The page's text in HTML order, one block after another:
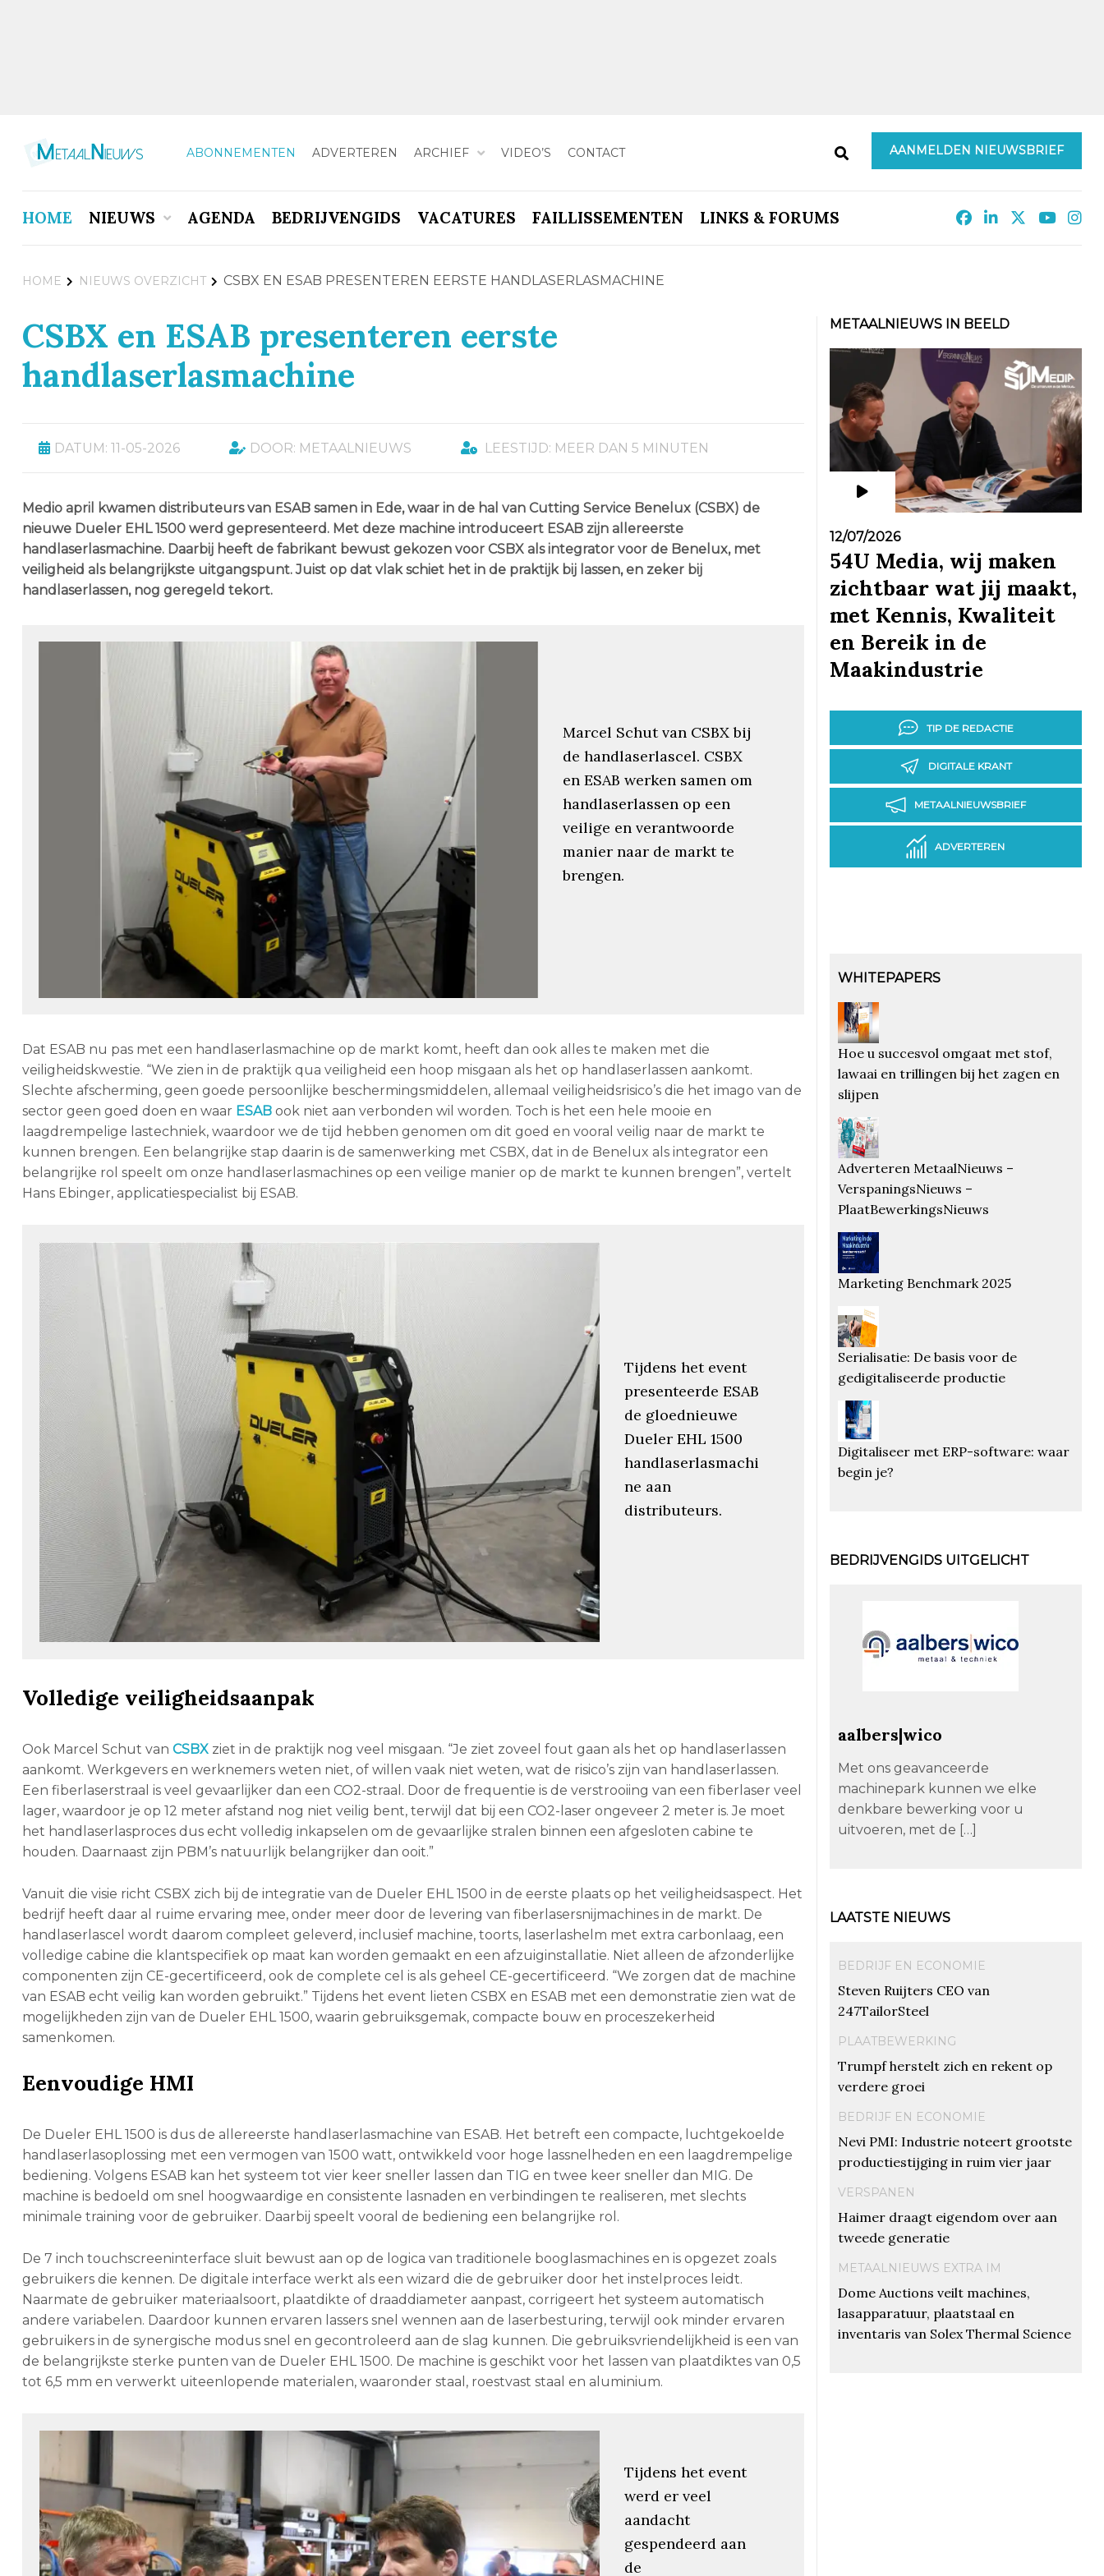
ABONNEMENTEN ADVERTEREN ARCHIEF VIDEO’S CONTACT AANMELDEN NIEUWSBRIEF
HOME NIEUWS AGENDA BEDRIJVENGIDS VACATURES FAILLISSEMENTEN LINKS & FORUMS
HOME NIEUWS OVERZICHT CSBX EN ESAB PRESENTEREN EERSTE HANDLASERLASMACHINE
CSBX en ESAB presenteren eerste
handlaserlasmachine
DATUM: 11-05-2026 DOOR: METAALNIEUWS LEESTIJD: MEER DAN 5 MINUTEN
Medio april kwamen distributeurs van ESAB samen in Ede, waar in de hal van Cutting Service Benelux (CSBX) de
nieuwe Dueler EHL 1500 werd gepresenteerd. Met deze machine introduceert ESAB zijn allereerste
handlaserlasmachine. Daarbij heeft de fabrikant bewust gekozen voor CSBX als integrator voor de Benelux, met
veiligheid als belangrijkste uitgangspunt. Juist op dat vlak schiet het in de praktijk bij lassen, en zeker bij
handlaserlassen, nog geregeld tekort.
Marcel Schut van CSBX bij
de handlaserlascel. CSBX
en ESAB werken samen om
handlaserlassen op een
veilige en verantwoorde
manier naar de markt te
brengen.
Dat ESAB nu pas met een handlaserlasmachine op de markt komt, heeft dan ook alles te maken met die
veiligheidskwestie. “We zien in de praktijk qua veiligheid een hoop misgaan als het op handlaserlassen aankomt.
Slechte afscherming, geen goede persoonlijke beschermingsmiddelen, allemaal veiligheidsrisico’s die het imago van de
sector geen goed doen en waar ESABook niet aan verbonden wil worden. Toch is het een hele mooie en
laagdrempelige lastechniek, waardoor we de tijd hebben genomen om dit goed en vooral veilig naar de markt te
kunnen brengen. Een belangrijke stap daarin is de samenwerking met CSBX, dat in de Benelux als integrator een
belangrijke rol speelt om onze handlaserlasmachines op een veilige manier op de markt te kunnen brengen”, vertelt
Hans Ebinger, applicatiespecialist bij ESAB.
Tijdens het event
presenteerde ESAB
de gloednieuwe
Dueler EHL 1500
handlaserlasmachi
ne aan
distributeurs.
Volledige veiligheidsaanpak
Ook Marcel Schut van CSBXziet in de praktijk nog veel misgaan. “Je ziet zoveel fout gaan als het op handlaserlassen
aankomt. Werkgevers en werknemers weten niet, of willen vaak niet weten, wat de risico’s zijn van handlaserlassen.
Een fiberlaserstraal is veel gevaarlijker dan een CO2-straal. Door de frequentie is de verstrooiing van een fiberlaser veel
lager, waardoor je op 12 meter afstand nog niet veilig bent, terwijl dat bij een CO2-laser ongeveer 2 meter is. Je moet
het handlaserlasproces dus echt volledig inkapselen om de gevaarlijke stralen binnen een afgesloten cabine te
houden. Daarnaast zijn PBM’s natuurlijk belangrijker dan ooit.”
Vanuit die visie richt CSBX zich bij de integratie van de Dueler EHL 1500 in de eerste plaats op het veiligheidsaspect. Het
bedrijf heeft daar al ruime ervaring mee, onder meer door de levering van fiberlasersnijmachines in de markt. De
handlaserlascel wordt daarom compleet geleverd, inclusief machine, toorts, laserlashelm met extra carbonlaag, een
volledige cabine die klantspecifiek op maat kan worden gemaakt en een afzuiginstallatie. Niet alleen de afzonderlijke
componenten zijn CE-gecertificeerd, ook de complete cel is als geheel CE-gecertificeerd. “We zorgen dat de machine
van ESAB echt veilig kan worden gebruikt.” Tijdens het event lieten CSBX en ESAB met een demonstratie zien wat de
mogelijkheden zijn van de Dueler EHL 1500, waarin gebruiksgemak, compacte bouw en proceszekerheid
samenkomen.
Eenvoudige HMI
De Dueler EHL 1500 is dus de allereerste handlaserlasmachine van ESAB. Het betreft een compacte, luchtgekoelde
handlaserlasoplossing met een vermogen van 1500 watt, ontwikkeld voor hoge lassnelheden en een laagdrempelige
bediening. Volgens ESAB kan het systeem tot vier keer sneller lassen dan TIG en twee keer sneller dan MIG. De
machine is bedoeld om snel hoogwaardige en consistente lasnaden en verbindingen te realiseren, met slechts
minimale training voor de gebruiker. Daarbij speelt vooral de bediening een belangrijke rol.
De 7 inch touchscreeninterface sluit bewust aan op de logica van traditionele booglasmachines en is opgezet zoals
gebruikers die kennen. De digitale interface werkt als een wizard die de gebruiker door het instelproces leidt.
Naarmate de gebruiker materiaalsoort, plaatdikte of draaddiameter aanpast, corrigeert het systeem automatisch
andere variabelen. Daardoor kunnen ervaren lassers snel wennen aan de laserbesturing, terwijl ook minder ervaren
gebruikers in de synergische modus snel en gecontroleerd aan de slag kunnen. Die gebruiksvriendelijkheid is een van
de belangrijkste sterke punten van de Dueler EHL 1500. De machine is geschikt voor het lassen van plaatdiktes van 0,5
tot 6,5 mm en verwerkt uiteenlopende materialen, waaronder staal, roestvast staal en aluminium.
Tijdens het event
werd er veel
aandacht
gespendeerd aan
de
METAALNIEUWS IN BEELD
12/07/2026
54U Media, wij maken
zichtbaar wat jij maakt,
met Kennis, Kwaliteit
en Bereik in de
Maakindustrie
TIP DE REDACTIE
DIGITALE KRANT
METAALNIEUWSBRIEF
ADVERTEREN
WHITEPAPERS
Hoe u succesvol omgaat met stof,
lawaai en trillingen bij het zagen en
slijpen
Adverteren MetaalNieuws –
VerspaningsNieuws –
PlaatBewerkingsNieuws
Marketing Benchmark 2025
Serialisatie: De basis voor de
gedigitaliseerde productie
Digitaliseer met ERP-software: waar
begin je?
BEDRIJVENGIDS UITGELICHT
aalbers|wico
Met ons geavanceerde
machinepark kunnen we elke
denkbare bewerking voor u
uitvoeren, met de […]
LAATSTE NIEUWS
BEDRIJF EN ECONOMIE
Steven Ruijters CEO van
247TailorSteel
PLAATBEWERKING
Trumpf herstelt zich en rekent op
verdere groei
BEDRIJF EN ECONOMIE
Nevi PMI: Industrie noteert grootste
productiestijging in ruim vier jaar
VERSPANEN
Haimer draagt eigendom over aan
tweede generatie
METAALNIEUWS EXTRA IM
Dome Auctions veilt machines,
lasapparatuur, plaatstaal en
inventaris van Solex Thermal Science